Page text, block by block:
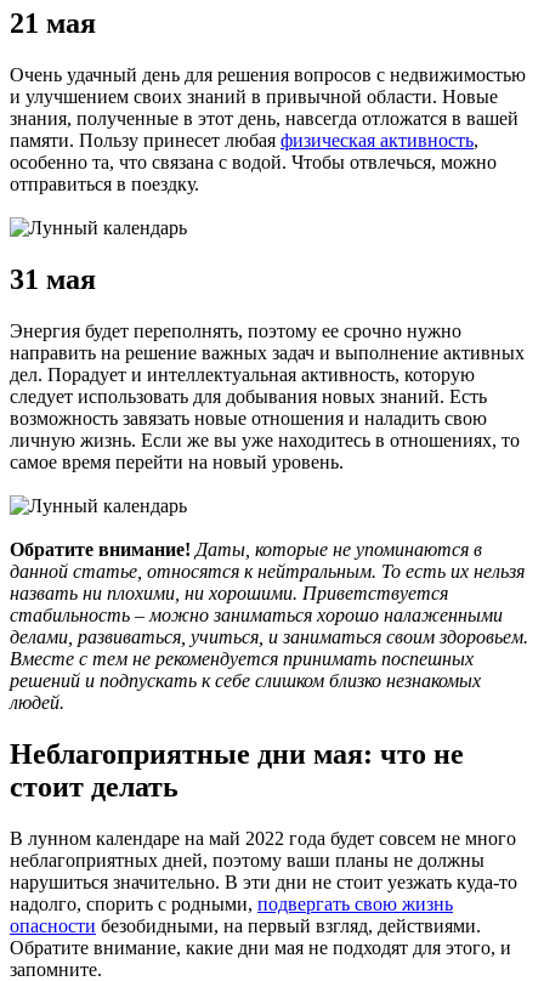
21 мая
Очень удачный день для решения вопросов с недвижимостью
и улучшением своих знаний в привычной области. Новые
знания, полученные в этот день, навсегда отложатся в вашей
памяти. Пользу принесет любая физическая активность,
особенно та, что связана с водой. Чтобы отвлечься, можно
отправиться в поездку.
31 мая
Энергия будет переполнять, поэтому ее срочно нужно
направить на решение важных задач и выполнение активных
дел. Порадует и интеллектуальная активность, которую
следует использовать для добывания новых знаний. Есть
возможность завязать новые отношения и наладить свою
личную жизнь. Если же вы уже находитесь в отношениях, то
самое время перейти на новый уровень.
Обратите внимание! Даты, которые не упоминаются в
данной статье, относятся к нейтральным. То есть их нельзя
назвать ни плохими, ни хорошими. Приветствуется
стабильность – можно заниматься хорошо налаженными
делами, развиваться, учиться, и заниматься своим здоровьем.
Вместе с тем не рекомендуется принимать поспешных
решений и подпускать к себе слишком близко незнакомых
людей.
Неблагоприятные дни мая: что не
стоит делать
В лунном календаре на май 2022 года будет совсем не много
неблагоприятных дней, поэтому ваши планы не должны
нарушиться значительно. В эти дни не стоит уезжать куда-то
надолго, спорить с родными, подвергать свою жизнь
опасности безобидными, на первый взгляд, действиями.
Обратите внимание, какие дни мая не подходят для этого, и
запомните.